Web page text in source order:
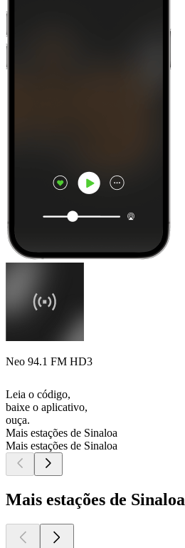
Neo 94.1 FM HD3
Leia o código,
baixe o aplicativo,
ouça.
Mais estações de Sinaloa
Mais estações de Sinaloa
Mais estações de Sinaloa